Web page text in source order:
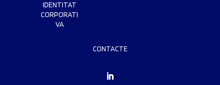
IDENTITAT
CORPORATI
VA
CONTACTE